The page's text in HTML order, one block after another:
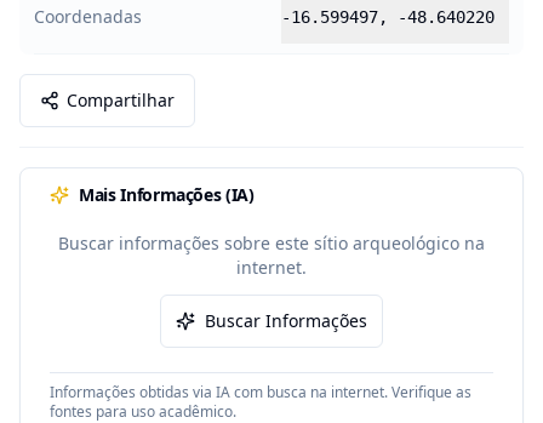
Coordenadas -16.599497, -48.640220
Compartilhar
Mais Informações (IA)
Buscar informações sobre este sítio arqueológico na
internet.
Buscar Informações
Informações obtidas via IA com busca na internet. Verifique as
fontes para uso acadêmico.